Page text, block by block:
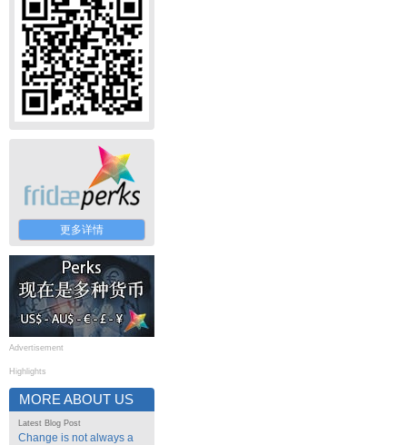
更多详情
Advertisement
Highlights
MORE ABOUT US
Latest Blog Post
Change is not always a